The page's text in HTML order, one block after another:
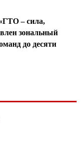
– сила,
зональный
до десяти